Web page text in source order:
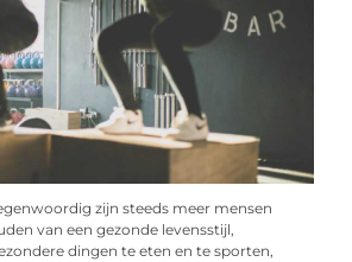
zijn steeds meer mensen
van een gezonde levensstijl,
dingen te eten en te sporten,